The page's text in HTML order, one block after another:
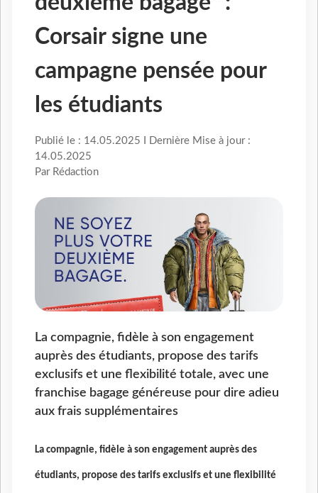
Corsair signe une
campagne pensée pour
les étudiants
Publié le : 14.05.2025 I Dernière Mise à jour :
14.05.2025
Par Rédaction
La compagnie, fidèle à son engagement
auprès des étudiants, propose des tarifs
exclusifs et une flexibilité totale, avec une
franchise bagage généreuse pour dire adieu
aux frais supplémentaires
La compagnie, fidèle à son engagement auprès des
étudiants, propose des tarifs exclusifs et une flexibilité